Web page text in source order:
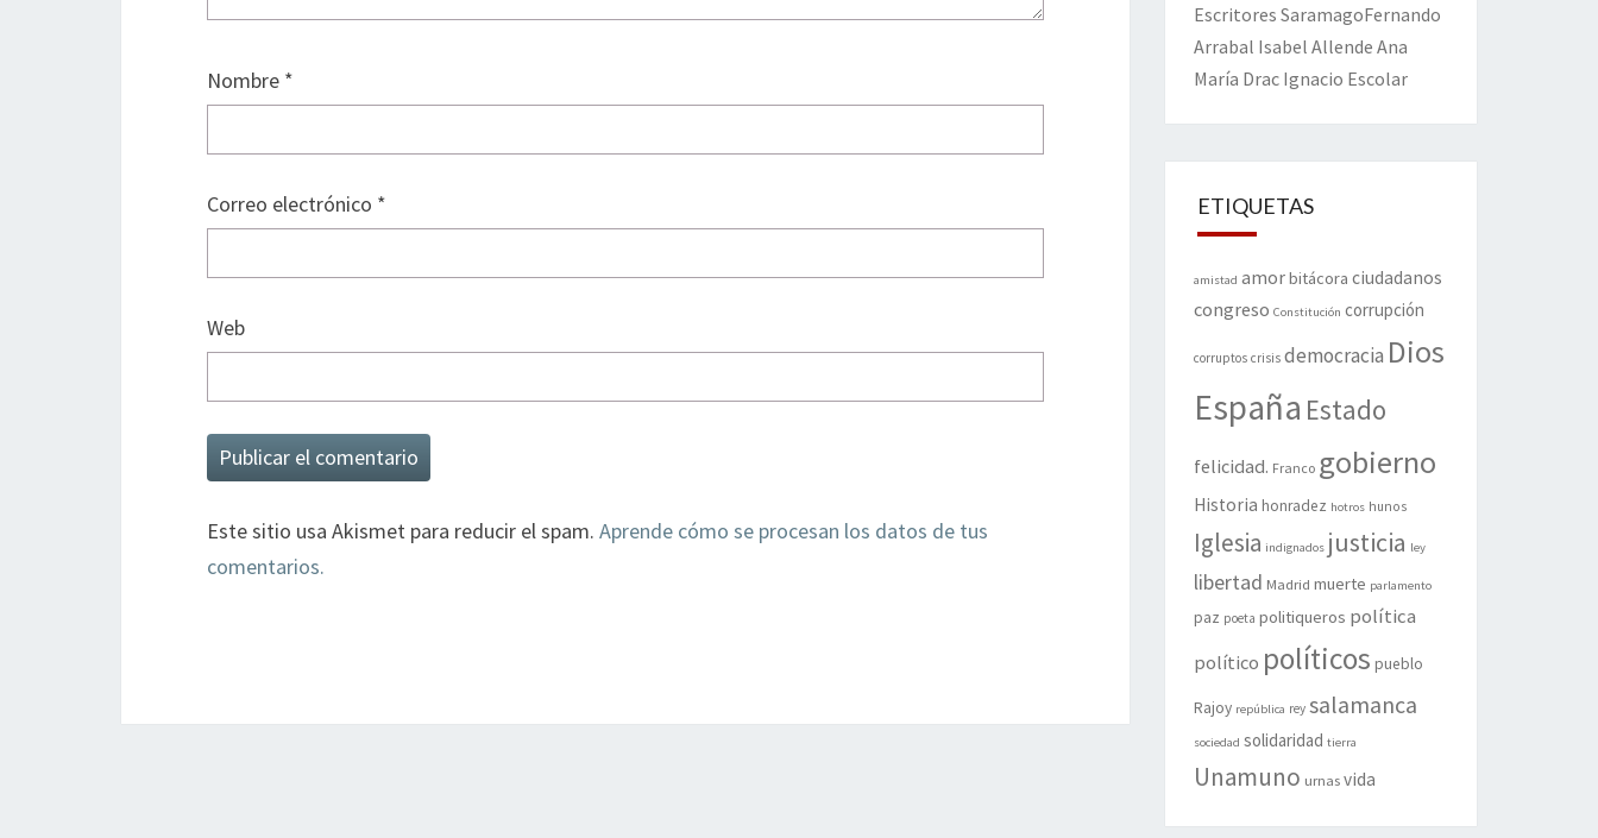
Nombre *
Correo electrónico *
Web
Este sitio usa Akismet para reducir el spam. Aprende cómo se procesan los datos de tus
comentarios.
Escritores SaramagoFernando
Arrabal Isabel Allende Ana
María Drac Ignacio Escolar
ETIQUETAS
amistad amorbitácora ciudadanos
congreso Constitución corrupción
corruptos crisis democracia Dios
España Estado
felicidad. Franco gobierno
Historia honradez hotros hunos
Iglesia indignados justicia ley
libertad Madrid muerte parlamento
paz poeta politiqueros política
político políticos pueblo
Rajoy república rey salamanca
sociedad solidaridad tierra
Unamuno urnas vida